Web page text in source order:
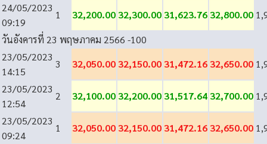
24/05/2023
09:19
1 32,200.00 32,300.00 31,623.76 32,800.00
วันอังคารที่ 23 พฤษภาคม 2566 -100
23/05/2023
14:15
3 32,050.00 32,150.00 31,472.16 32,650.00
23/05/2023
12:54
2 32,100.00 32,200.00 31,517.64 32,700.00
23/05/2023
09:24
1 32,050.00 32,150.00 31,472.16 32,650.00